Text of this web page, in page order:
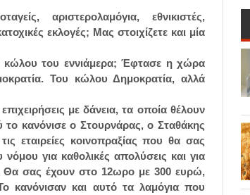
αριστερολαμόγια, εθνικιστές,
εκλογές; Μας στοιχίζετε και μία
κώλου του εννιάμερα; Έφτασε η χώρα
Του κώλου Δημοκρατία, αλλά
με δάνεια, τα οποία θέλουν
κανόνισε ο Στουρνάρας, ο Σταθάκης
εταιρείες κοινοπραξίας που θα σας
για καθολικές απολύσεις και για
Θα σας έχουν στο 12ωρο με 300 ευρώ,
κανόνισαν και αυτό τα λαμόγια που